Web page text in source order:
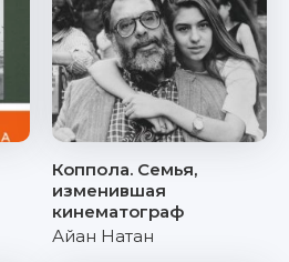
Коппола. Семья,
изменившая
кинематограф
Айан Натан